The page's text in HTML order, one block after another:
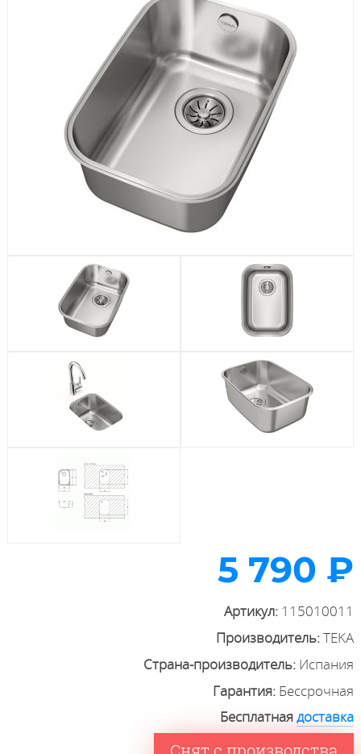
Стиральные машины
Холодильники
5 790 ₽
Артикул: 115010011
Производитель:TEKA
Страна-производитель: Испания
Гарантия: Бессрочная
Бесплатнаядоставка